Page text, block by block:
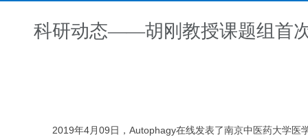
科研动态——胡刚教授课题组首
2019年4月09日，Autophagy在线发表了南京中医药大学